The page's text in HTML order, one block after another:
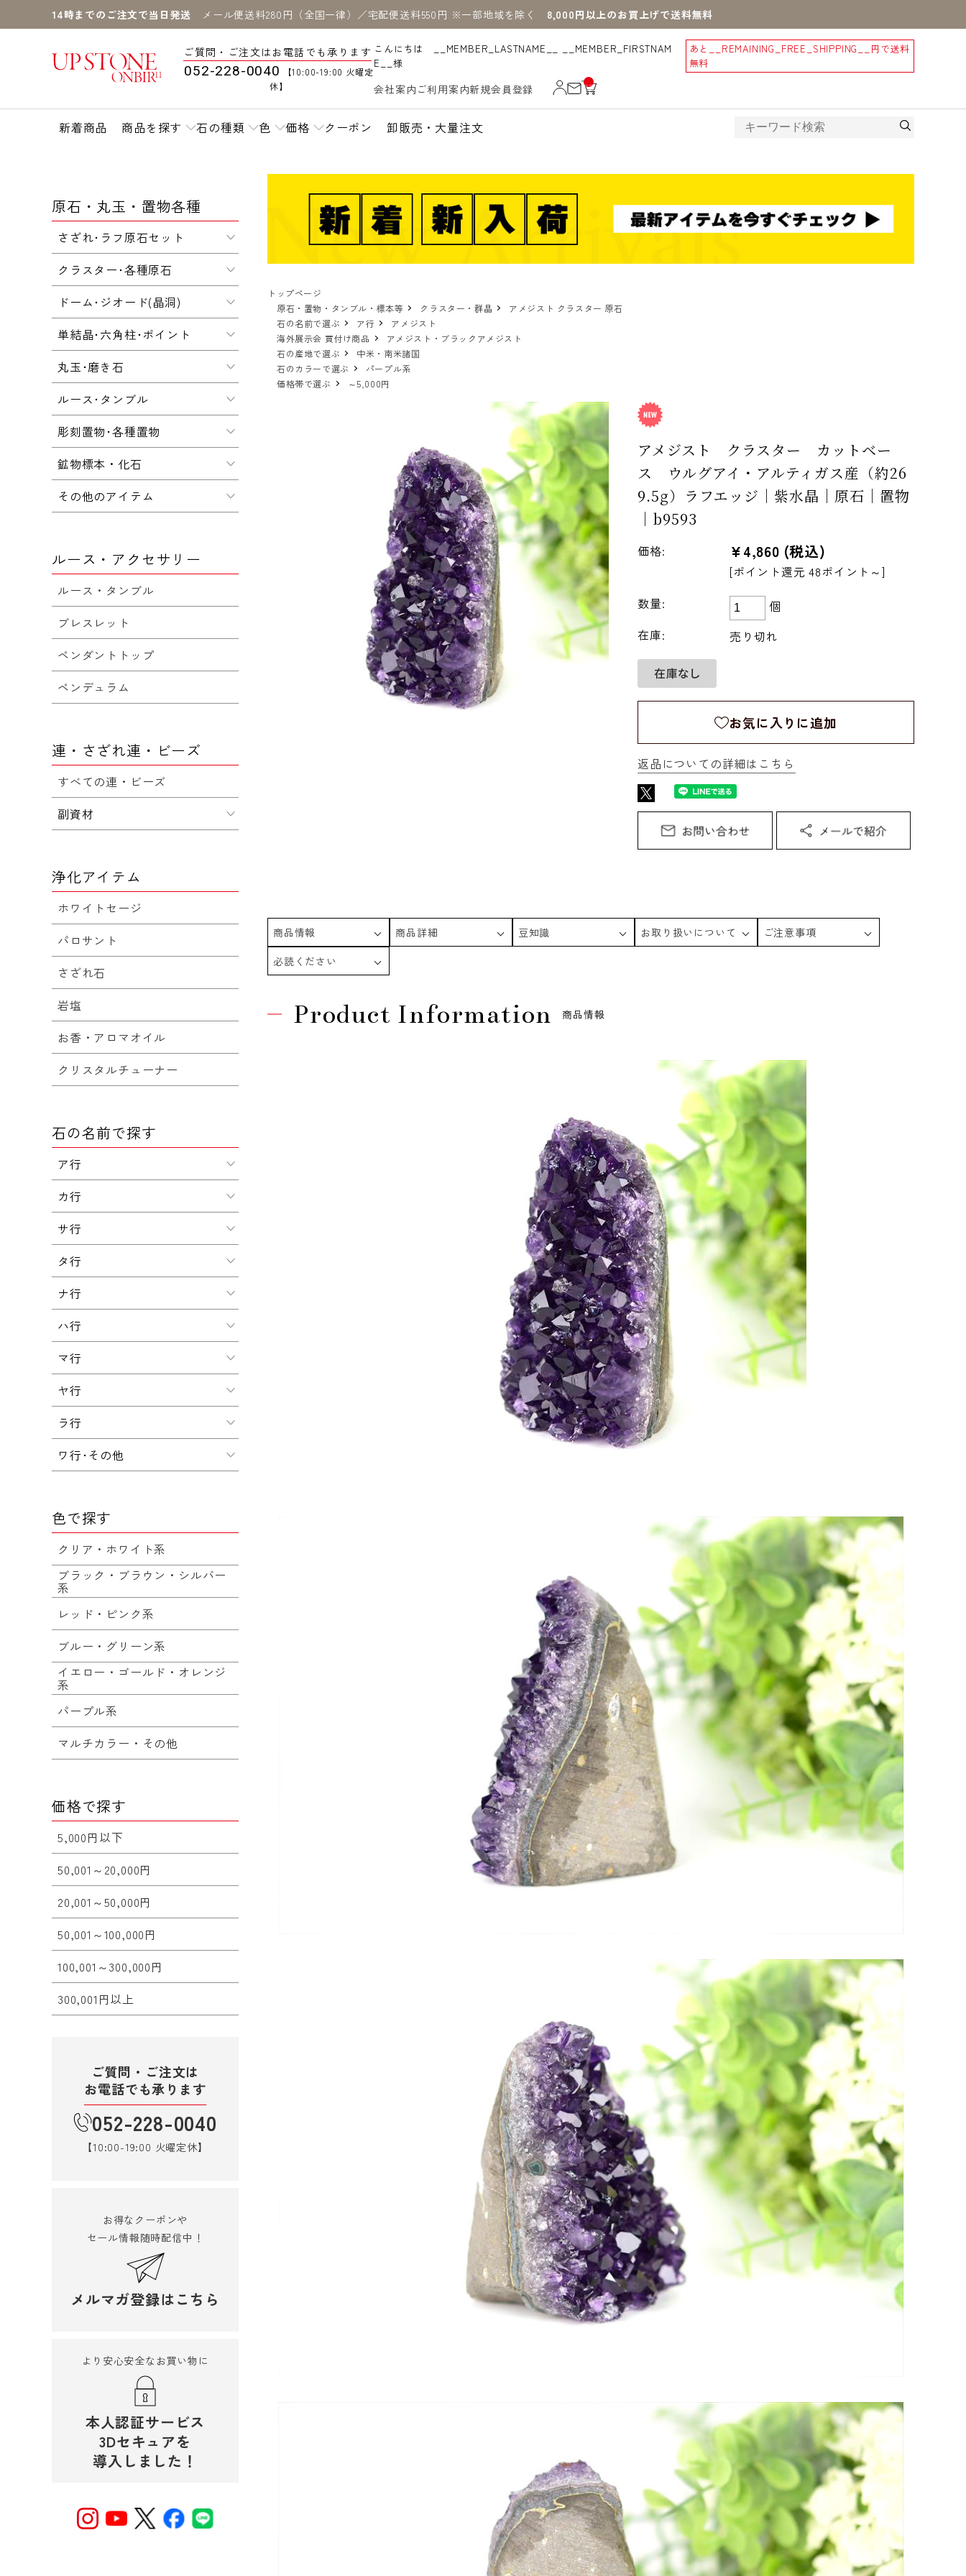
14時までのご注文で当日発送 メール便送料280円（全国一律）／宅配便送料550円 ※一部地域を除く 8,000円以上のお買上げで送料無料
ご質問・ご注文はお電話でも承ります
052-228-0040
【10:00-19:00 火曜定
休】
こんにちは __MEMBER_LASTNAME__ __MEMBER_FIRSTNAM
E__様
あと __REMAINING_FREE_SHIPPING__
円で送料
無料
会社案内 ご利用案内新規会員登録
__
IT
_C
新着商品 商品を探す 石の種類 色 価格 クーポン 卸販売・大量注文
トップページ
原石・置物・タンブル・標本等
クラスター・群晶
アメジスト クラスター 原石
石の名前で選ぶ
ア行
アメジスト
海外展示会 買付け商品
アメジスト・ブラックアメジスト
石の産地で選ぶ
中米・南米諸国
石のカラーで選ぶ
パープル系
価格帯で選ぶ
～5,000円
アメジスト クラスター カットベー
ス ウルグアイ・アルティガス産（約26
9.5g）ラフエッジ｜紫水晶｜原石｜置物
｜b9593
価格: ¥4,860 (税込)
[ポイント還元 48ポイント～]
数量:
個
在庫:
売り切れ
お気に入りに追加
返品についての詳細はこちら
商品情報 商品詳細 豆知識 お取り扱いについて
ご注意事項
必読ください
Product Information 商品情報
原石・丸玉・置物各種
さざれ･ラフ原石セット
クラスター･各種原石
ドーム･ジオード(晶洞)
単結晶･六角柱･ポイント
丸玉･磨き石
ルース･タンブル
彫刻置物･各種置物
鉱物標本・化石
その他のアイテム
ルース・アクセサリー
ルース・タンブル
ブレスレット
ペンダントトップ
ペンデュラム
連・さざれ連・ビーズ
すべての連・ビーズ
副資材
浄化アイテム
ホワイトセージ
パロサント
さざれ石
岩塩
お香・アロマオイル
クリスタルチューナー
石の名前で探す
ア行
カ行
サ行
タ行
ナ行
ハ行
マ行
ヤ行
ラ行
ワ行･その他
色で探す
クリア・ホワイト系
ブラック・ブラウン・シルバー
系
レッド・ピンク系
ブルー・グリーン系
イエロー・ゴールド・オレンジ
系
パープル系
マルチカラー・その他
価格で探す
5,000円以下
50,001～20,000円
20,001～50,000円
50,001～100,000円
100,001～300,000円
300,001円以上
ご質問・ご注文は
お電話でも承ります
052-228-0040
【10:00-19:00 火曜定休】
お得なクーポンや
セール情報随時配信中！
メルマガ登録はこちら
より安心安全なお買い物に
本人認証サービス
3Dセキュアを
導入しました！